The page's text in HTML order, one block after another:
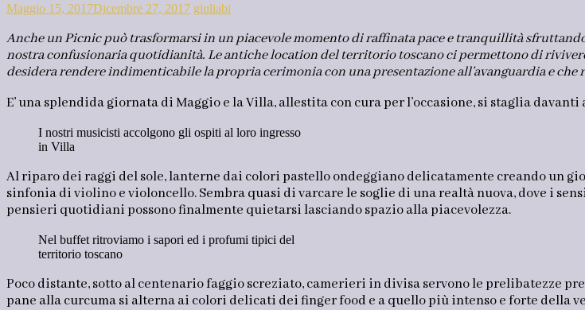
Maggio 15, 2017Dicembre 27, 2017 giuliabi
Anche un Picnic può trasformarsi in un piacevole momento di raffinata pace e tranquillità
nostra confusionaria quotidianità. Le antiche location del territorio toscano ci permettono di
desidera rendere indimenticabile la propria cerimonia con una presentazione all’avanguardia e
E’ una splendida giornata di Maggio e la Villa, allestita con cura per l’occasione, si staglia
I nostri musicisti accolgono gli ospiti al loro ingresso
in Villa
Al riparo dei raggi del sole, lanterne dai colori pastello ondeggiano delicatamente creando un
sinfonia di violino e violoncello. Sembra quasi di varcare le soglie di una realtà nuova, dove i
pensieri quotidiani possono finalmente quietarsi lasciando spazio alla piacevolezza.
Nel buffet ritroviamo i sapori ed i profumi tipici del
territorio toscano
Poco distante, sotto al centenario faggio screziato, camerieri in divisa servono le prelibatezze
pane alla curcuma si alterna ai colori delicati dei finger food e a quello più intenso e forte della